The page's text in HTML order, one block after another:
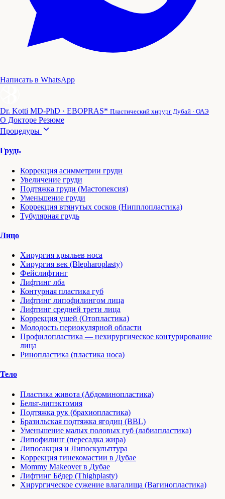
Написать в WhatsApp
Dr. Kotti MD-PhD · EBOPRAS* Пластический хирург Дубай · ОАЭ
О Докторе Резюме
Процедуры
Грудь
Коррекция асимметрии груди
Увеличение груди
Подтяжка груди (Мастопексия)
Уменьшение груди
Коррекция втянутых сосков (Нипплопластика)
Тубулярная грудь
Лицо
Хирургия крыльев носа
Хирургия век (Blepharoplasty)
Фейслифтинг
Лифтинг лба
Контурная пластика губ
Лифтинг липофилингом лица
Лифтинг средней трети лица
Коррекция ушей (Отопластика)
Молодость периокулярной области
Профилопластика — нехирургическое контурирование
лица
Ринопластика (пластика носа)
Тело
Пластика живота (Абдоминопластика)
Бельт-липэктомия
Подтяжка рук (брахиопластика)
Бразильская подтяжка ягодиц (BBL)
Уменьшение малых половых губ (лабиапластика)
Липофилинг (пересадка жира)
Липосакция и Липоскульптура
Коррекция гинекомастии в Дубае
Mommy Makeover в Дубае
Лифтинг Бёдер (Thighplasty)
Хирургическое сужение влагалища (Вагинопластика)